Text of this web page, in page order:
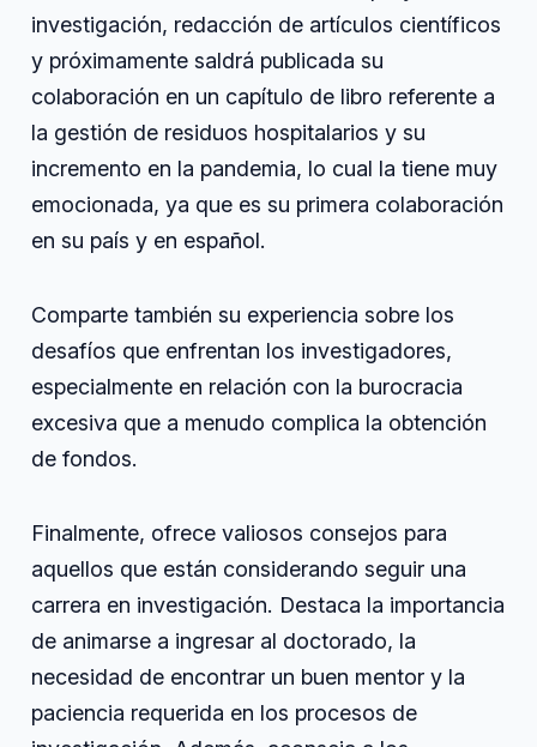
investigación, redacción de artículos científicos
y próximamente saldrá publicada su
colaboración en un capítulo de libro referente a
la gestión de residuos hospitalarios y su
incremento en la pandemia, lo cual la tiene muy
emocionada, ya que es su primera colaboración
en su país y en español.
Comparte también su experiencia sobre los
desafíos que enfrentan los investigadores,
especialmente en relación con la burocracia
excesiva que a menudo complica la obtención
de fondos.
Finalmente, ofrece valiosos consejos para
aquellos que están considerando seguir una
carrera en investigación. Destaca la importancia
de animarse a ingresar al doctorado, la
necesidad de encontrar un buen mentor y la
paciencia requerida en los procesos de